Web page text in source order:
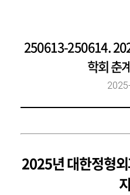
250613-250614.
학회 춘
2025년 대한정형